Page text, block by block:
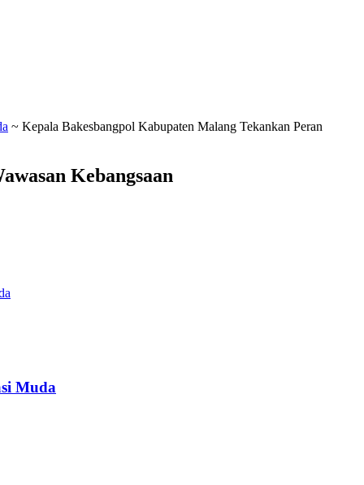
~ Kepala Bakesbangpol Kabupaten Malang Tekankan Peran
Kebangsaan
Muda